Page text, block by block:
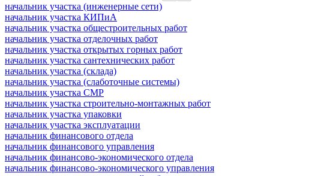
начальник участка (инженерные сети)
начальник участка КИПиА
начальник участка общестроительных работ
начальник участка отделочных работ
начальник участка открытых горных работ
начальник участка сантехнических работ
начальник участка (склада)
начальник участка (слаботочные системы)
начальник участка СМР
начальник участка строительно-монтажных работ
начальник участка упаковки
начальник участка эксплуатации
начальник финансового отдела
начальник финансового управления
начальник финансово-экономического отдела
начальник финансово-экономического управления